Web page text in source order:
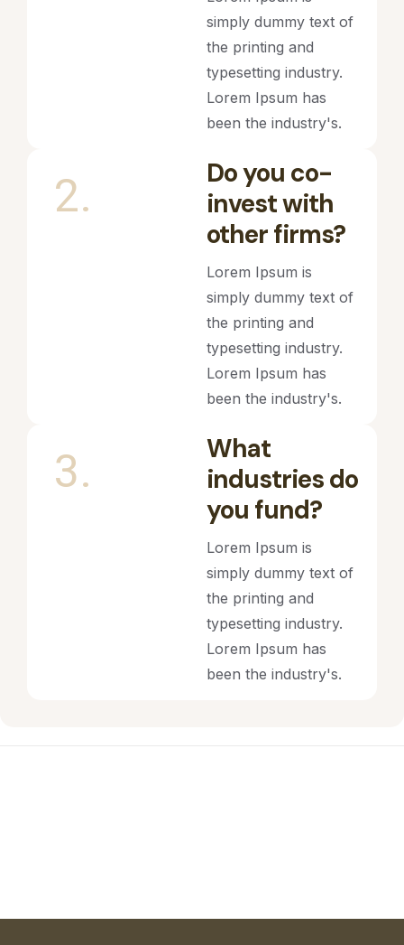
simply dummy text of
the printing and
typesetting industry.
Lorem Ipsum has
been the industry's.
2.
Do you co-
invest with
other firms?
Lorem Ipsum is
simply dummy text of
the printing and
typesetting industry.
Lorem Ipsum has
been the industry's.
3.
What
industries do
you fund?
Lorem Ipsum is
simply dummy text of
the printing and
typesetting industry.
Lorem Ipsum has
been the industry's.